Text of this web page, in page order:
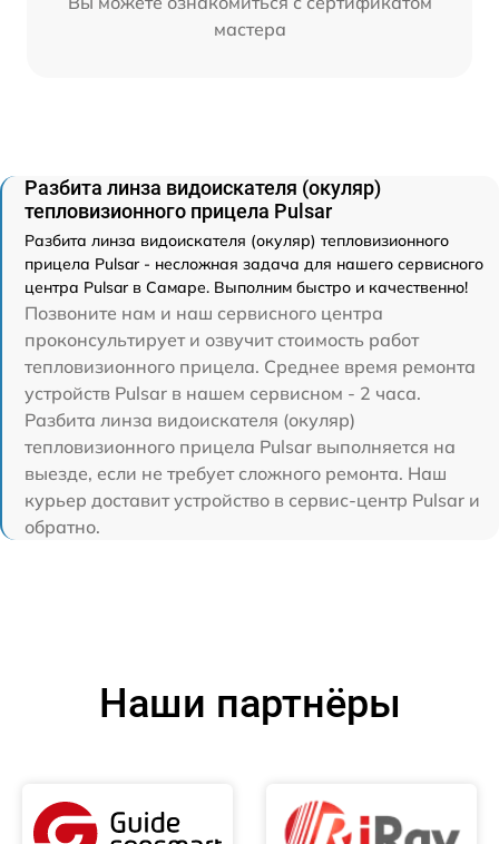
мастера
Разбита линза видоискателя (окуляр)
тепловизионного прицела Pulsar
Разбита линза видоискателя (окуляр) тепловизионного
прицела Pulsar - несложная задача для нашего сервисного
центра Pulsar в Самаре. Выполним быстро и качественно!
Позвоните нам и наш сервисного центра
проконсультирует и озвучит стоимость работ
тепловизионного прицела. Среднее время ремонта
устройств Pulsar в нашем сервисном - 2 часа.
Разбита линза видоискателя (окуляр)
тепловизионного прицела Pulsar выполняется на
выезде, если не требует сложного ремонта. Наш
курьер доставит устройство в сервис-центр Pulsar и
обратно.
Наши партнёры